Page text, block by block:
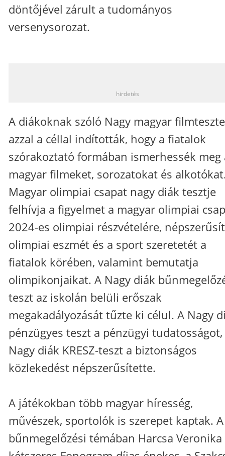
döntőjével zárult a tudományos
versenysorozat.
hirdetés
A diákoknak szóló Nagy magyar
azzal a céllal indították, hogy a fiatalok
szórakoztató formában ismerhessék meg
magyar filmeket, sorozatokat és
Magyar olimpiai csapat nagy diák tesztje
felhívja a figyelmet a magyar olimpiai
2024-es olimpiai részvételére,
olimpiai eszmét és a sport szeretetét a
fiatalok körében, valamint bemutatja
olimpikonjaikat. A Nagy diák
teszt az iskolán belüli erőszak
megakadályozását tűzte ki célul. A Nagy
pénzügyes teszt a pénzügyi tudatosságot,
Nagy diák KRESZ-teszt a biztonságos
közlekedést népszerűsítette.
A játékokban több magyar híresség,
művészek, sportolók is szerepet kaptak. A
bűnmegelőzési témában Harcsa Veronika